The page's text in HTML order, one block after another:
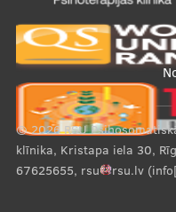
Ārstniecības
Apmācības un kursi
Bālinta grupas
Klīnisko gadījumu
© 2026RSU
klīnika, Kristapa iela 30,
67625655, rsu rsu.lv